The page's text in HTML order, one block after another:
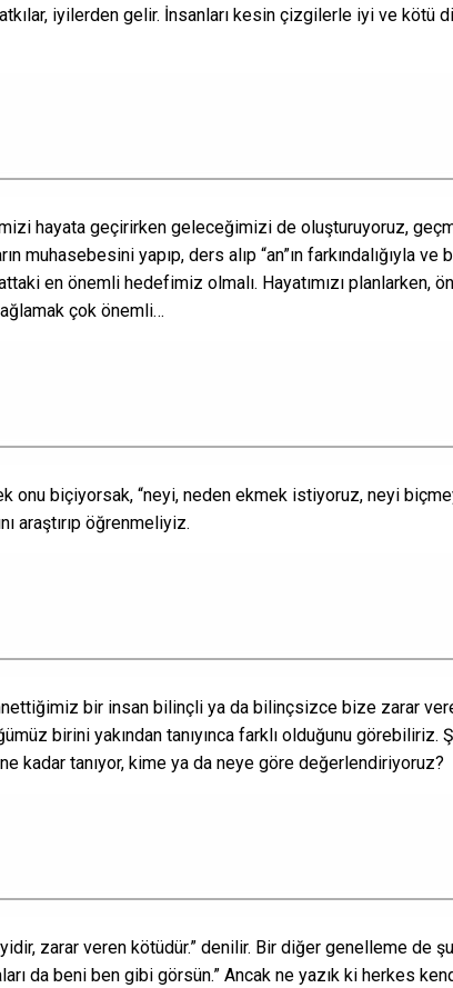
iyilerden gelir. İnsanları kesin çizgilerle iyi ve kötü
hayata geçirirken geleceğimizi de oluşturuyoruz,
muhasebesini yapıp, ders alıp “an”ın farkındalığıyla
en önemli hedefimiz olmalı. Hayatımızı planlarken,
çok önemli…
onu biçiyorsak, “neyi, neden ekmek istiyoruz, neyi
araştırıp öğrenmeliyiz.
bir insan bilinçli ya da bilinçsizce bize zarar
birini yakından tanıyınca farklı olduğunu görebiliriz.
kadar tanıyor, kime ya da neye göre değerlendiriyoruz?
zarar veren kötüdür.” denilir. Bir diğer genelleme de
da beni ben gibi görsün.” Ancak ne yazık ki herkes